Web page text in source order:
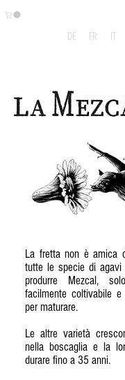
DE FR IT
La fretta non è amica
tutte le specie di
produrre Mezcal,
facilmente coltivabile
per maturare.
Le altre varietà
nella boscaglia e la
durare fino a 35 anni.